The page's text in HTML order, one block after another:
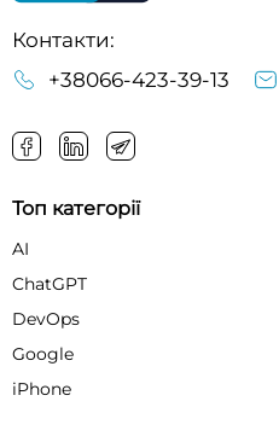
Контакти:
+38066-423-39-13
Топ категорії
AI
ChatGPT
DevOps
Google
iPhone